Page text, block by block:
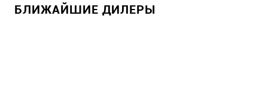
БЛИЖАЙШИЕ ДИЛЕРЫ